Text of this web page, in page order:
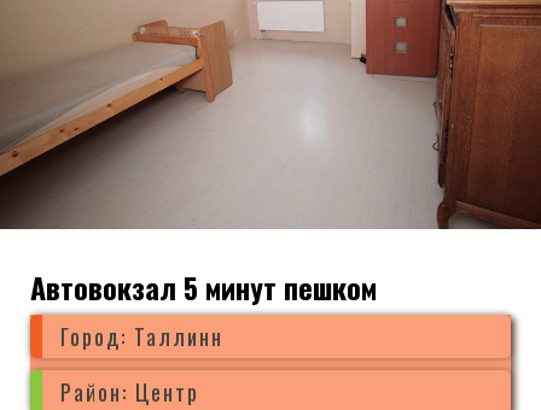
Автовокзал 5 минут пешком
Город: Таллинн
Район: Центр